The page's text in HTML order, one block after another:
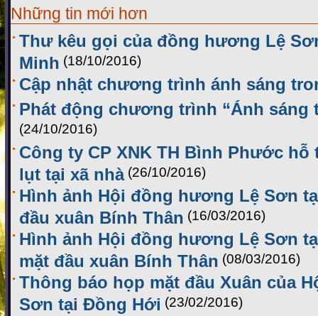
Những tin mới hơn
Thư kêu gọi của đồng hương Lệ
Minh (18/10/2016)
Cập nhật chương trình ánh sáng
Phát động chương trình “Ánh sáng
(24/10/2016)
Công ty CP XNK TH Bình Phước
lụt tại xã nhà (26/10/2016)
Hình ảnh Hội đồng hương Lệ Sơn
đầu xuân Bính Thân (16/03/2016)
Hình ảnh Hội đồng hương Lệ Sơn
mặt đầu xuân Bính Thân (08/03/2016)
Thông báo họp mặt đầu Xuân của
Sơn tại Đồng Hới (23/02/2016)